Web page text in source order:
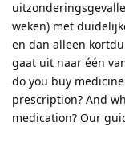
weken) met
en dan alleen
gaat uit naar één
do you buy
prescription? And
medication? Our